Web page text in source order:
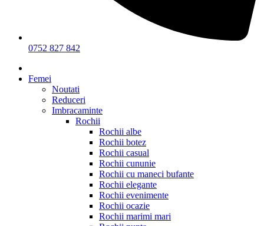
0752 827 842
Femei
Noutati
Reduceri
Imbracaminte
Rochii
Rochii albe
Rochii botez
Rochii casual
Rochii cununie
Rochii cu maneci bufante
Rochii elegante
Rochii evenimente
Rochii ocazie
Rochii marimi mari